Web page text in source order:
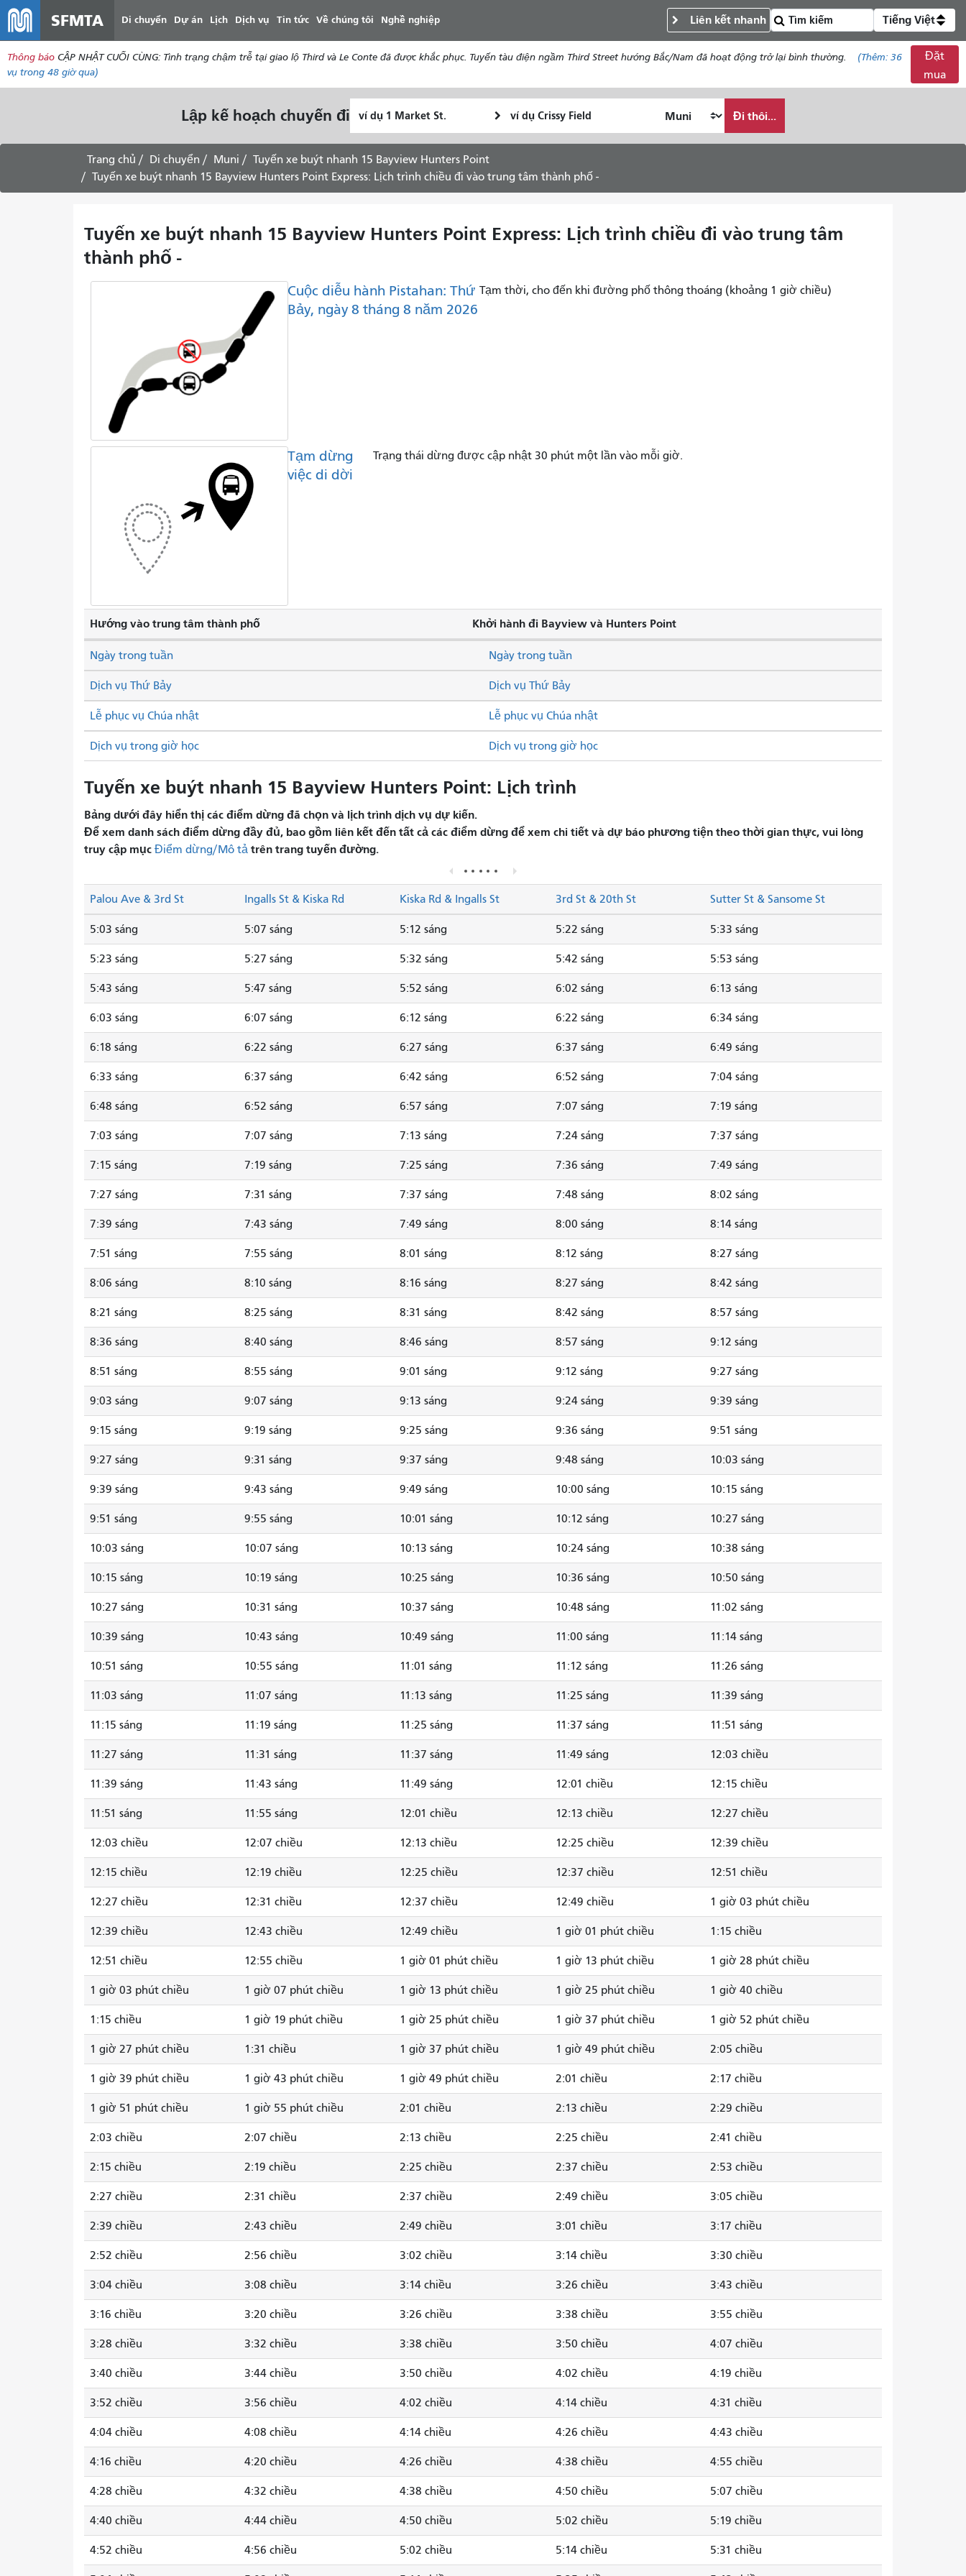
dung
SFMTA Di chuyển Dự án Lịch Dịch vụ Tin tức Về chúng tôi Nghề nghiệp Liên kết nhanh Tiếng Việt
Thông báo CẬP NHẬT CUỐI CÙNG: Tình trạng chậm trễ tại giao lộ Third và Le Conte đã được khắc phục. Tuyến tàu điện ngầm Third Street hướng Bắc/Nam đã hoạt động trở lại bình thường. (Thêm: 36
vụ trong 48 giờ qua)
Đặt
mua
Lập kế hoạch chuyến đi
bắt
đầu
kết
muốn
du
lịch
thế
nào
Đi thôi...
Trang chủ Di chuyển Muni
Tuyến xe buýt nhanh 15 Bayview Hunters Point
Tuyến xe buýt nhanh 15 Bayview Hunters Point Express: Lịch trình chiều đi vào trung tâm thành phố -
Tuyến xe buýt nhanh 15 Bayview Hunters Point Express: Lịch trình chiều đi vào trung tâm
thành phố -
Cuộc diễu hành Pistahan: Thứ
Bảy, ngày 8 tháng 8 năm 2026
Tạm thời, cho đến khi đường phố thông thoáng (khoảng 1 giờ chiều)
Tạm dừng
việc di dời
Trạng thái dừng được cập nhật 30 phút một lần vào mỗi giờ.
Hướng vào trung tâm thành phố Khởi hành đi Bayview và Hunters Point
Dịch vụ Thứ Bảy Dịch vụ Thứ Bảy
Lễ phục vụ Chúa nhật Lễ phục vụ Chúa nhật
Ngày trong tuần Ngày trong tuần
Dịch vụ trong giờ học Dịch vụ trong giờ học
Tuyến xe buýt nhanh 15 Bayview Hunters Point: Lịch trình
Bảng dưới đây hiển thị các điểm dừng đã chọn và lịch trình dịch vụ dự kiến.
Để xem danh sách điểm dừng đầy đủ, bao gồm liên kết đến tất cả các điểm dừng để xem chi tiết và dự báo phương tiện theo thời gian thực, vui lòng
truy cập mục Điểm dừng/Mô tả trên trang tuyến đường.
Palou Ave & 3rd St Ingalls St & Kiska Rd Kiska Rd & Ingalls St 3rd St & 20th St Sutter St & Sansome St
5:03 sáng 5:07 sáng 5:12 sáng 5:22 sáng 5:33 sáng
5:23 sáng 5:27 sáng 5:32 sáng 5:42 sáng 5:53 sáng
5:43 sáng 5:47 sáng 5:52 sáng 6:02 sáng 6:13 sáng
6:03 sáng 6:07 sáng 6:12 sáng 6:22 sáng 6:34 sáng
6:18 sáng 6:22 sáng 6:27 sáng 6:37 sáng 6:49 sáng
6:33 sáng 6:37 sáng 6:42 sáng 6:52 sáng 7:04 sáng
6:48 sáng 6:52 sáng 6:57 sáng 7:07 sáng 7:19 sáng
7:03 sáng 7:07 sáng 7:13 sáng 7:24 sáng 7:37 sáng
7:15 sáng 7:19 sáng 7:25 sáng 7:36 sáng 7:49 sáng
7:27 sáng 7:31 sáng 7:37 sáng 7:48 sáng 8:02 sáng
7:39 sáng 7:43 sáng 7:49 sáng 8:00 sáng 8:14 sáng
7:51 sáng 7:55 sáng 8:01 sáng 8:12 sáng 8:27 sáng
8:06 sáng 8:10 sáng 8:16 sáng 8:27 sáng 8:42 sáng
8:21 sáng 8:25 sáng 8:31 sáng 8:42 sáng 8:57 sáng
8:36 sáng 8:40 sáng 8:46 sáng 8:57 sáng 9:12 sáng
8:51 sáng 8:55 sáng 9:01 sáng 9:12 sáng 9:27 sáng
9:03 sáng 9:07 sáng 9:13 sáng 9:24 sáng 9:39 sáng
9:15 sáng 9:19 sáng 9:25 sáng 9:36 sáng 9:51 sáng
9:27 sáng 9:31 sáng 9:37 sáng 9:48 sáng 10:03 sáng
9:39 sáng 9:43 sáng 9:49 sáng 10:00 sáng 10:15 sáng
9:51 sáng 9:55 sáng 10:01 sáng 10:12 sáng 10:27 sáng
10:03 sáng 10:07 sáng 10:13 sáng 10:24 sáng 10:38 sáng
10:15 sáng 10:19 sáng 10:25 sáng 10:36 sáng 10:50 sáng
10:27 sáng 10:31 sáng 10:37 sáng 10:48 sáng 11:02 sáng
10:39 sáng 10:43 sáng 10:49 sáng 11:00 sáng 11:14 sáng
10:51 sáng 10:55 sáng 11:01 sáng 11:12 sáng 11:26 sáng
11:03 sáng 11:07 sáng 11:13 sáng 11:25 sáng 11:39 sáng
11:15 sáng 11:19 sáng 11:25 sáng 11:37 sáng 11:51 sáng
11:27 sáng 11:31 sáng 11:37 sáng 11:49 sáng 12:03 chiều
11:39 sáng 11:43 sáng 11:49 sáng 12:01 chiều 12:15 chiều
11:51 sáng 11:55 sáng 12:01 chiều 12:13 chiều 12:27 chiều
12:03 chiều 12:07 chiều 12:13 chiều 12:25 chiều 12:39 chiều
12:15 chiều 12:19 chiều 12:25 chiều 12:37 chiều 12:51 chiều
12:27 chiều 12:31 chiều 12:37 chiều 12:49 chiều 1 giờ 03 phút chiều
12:39 chiều 12:43 chiều 12:49 chiều 1 giờ 01 phút chiều 1:15 chiều
12:51 chiều 12:55 chiều 1 giờ 01 phút chiều 1 giờ 13 phút chiều 1 giờ 28 phút chiều
1 giờ 03 phút chiều 1 giờ 07 phút chiều 1 giờ 13 phút chiều 1 giờ 25 phút chiều 1 giờ 40 chiều
1:15 chiều 1 giờ 19 phút chiều 1 giờ 25 phút chiều 1 giờ 37 phút chiều 1 giờ 52 phút chiều
1 giờ 27 phút chiều 1:31 chiều 1 giờ 37 phút chiều 1 giờ 49 phút chiều 2:05 chiều
1 giờ 39 phút chiều 1 giờ 43 phút chiều 1 giờ 49 phút chiều 2:01 chiều 2:17 chiều
1 giờ 51 phút chiều 1 giờ 55 phút chiều 2:01 chiều 2:13 chiều 2:29 chiều
2:03 chiều 2:07 chiều 2:13 chiều 2:25 chiều 2:41 chiều
2:15 chiều 2:19 chiều 2:25 chiều 2:37 chiều 2:53 chiều
2:27 chiều 2:31 chiều 2:37 chiều 2:49 chiều 3:05 chiều
2:39 chiều 2:43 chiều 2:49 chiều 3:01 chiều 3:17 chiều
2:52 chiều 2:56 chiều 3:02 chiều 3:14 chiều 3:30 chiều
3:04 chiều 3:08 chiều 3:14 chiều 3:26 chiều 3:43 chiều
3:16 chiều 3:20 chiều 3:26 chiều 3:38 chiều 3:55 chiều
3:28 chiều 3:32 chiều 3:38 chiều 3:50 chiều 4:07 chiều
3:40 chiều 3:44 chiều 3:50 chiều 4:02 chiều 4:19 chiều
3:52 chiều 3:56 chiều 4:02 chiều 4:14 chiều 4:31 chiều
4:04 chiều 4:08 chiều 4:14 chiều 4:26 chiều 4:43 chiều
4:16 chiều 4:20 chiều 4:26 chiều 4:38 chiều 4:55 chiều
4:28 chiều 4:32 chiều 4:38 chiều 4:50 chiều 5:07 chiều
4:40 chiều 4:44 chiều 4:50 chiều 5:02 chiều 5:19 chiều
4:52 chiều 4:56 chiều 5:02 chiều 5:14 chiều 5:31 chiều